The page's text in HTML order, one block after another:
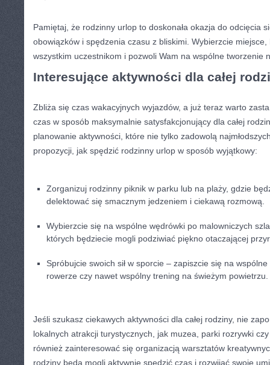
Pamiętaj, ⁢że ⁣rodzinny urlop to doskonała okazja do ‌odcięcia
obowiązków i spędzenia czasu z bliskimi. ​Wybierzcie
wszystkim uczestnikom i ‍pozwoli Wam na⁣ wspólne tworzenie
Interesujące aktywności​ dla⁤ całej
Zbliża się czas ‍wakacyjnych ⁢wyjazdów, a już teraz‌ warto
⁢czas w⁢ sposób maksymalnie satysfakcjonujący⁢ dla całej
planowanie aktywności, które nie⁣ tylko zadowolą​
propozycji, jak spędzić rodzinny urlop w ⁣sposób wyjątkowy:
Zorganizuj rodzinny piknik w parku lub na plaży, gdzie
delektować‍ się smacznym jedzeniem i ciekawą rozmową.
Wybierzcie się na wspólne wędrówki po malowniczych
których ⁣będziecie mogli podziwiać piękno otaczającej
Spróbujcie swoich sił w sporcie – zapiszcie się‍ na
rowerze czy nawet ⁣wspólny trening na‍ świeżym ⁤powietrzu.
Jeśli szukasz⁢ ciekawych aktywności dla całej rodziny, nie
lokalnych atrakcji turystycznych,​ jak muzea,⁤ parki rozrywki
również zainteresować się organizacją warsztatów
rodziny będą mogli aktywnie⁣ spędzić czas ⁤i ‍rozwijać ⁣swoje